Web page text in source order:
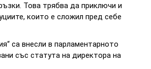
Това трябва да приключи и
които е сложил пред себе
са внесли в парламентарното
със статута на директора на